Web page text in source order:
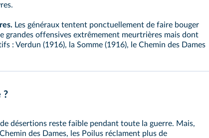
Les généraux tentent ponctuellement de faire bouger
grandes offensives extrêmement meurtrières mais dont
: Verdun (1916), la Somme (1916), le Chemin des Dames
?
de désertions reste faible pendant toute la guerre. Mais,
des Dames, les Poilus réclament plus de